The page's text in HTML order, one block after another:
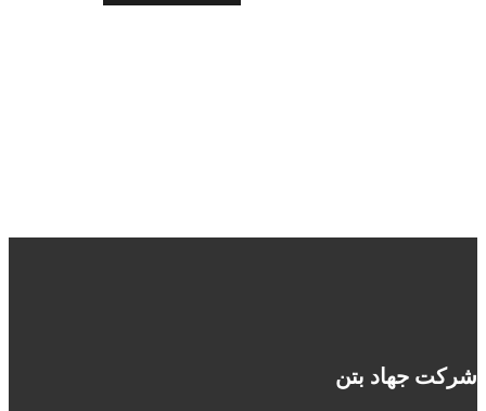
شرکت جهاد بتن